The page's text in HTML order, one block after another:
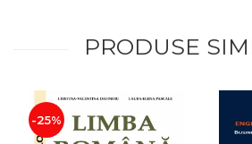
PRODUSE
-25%